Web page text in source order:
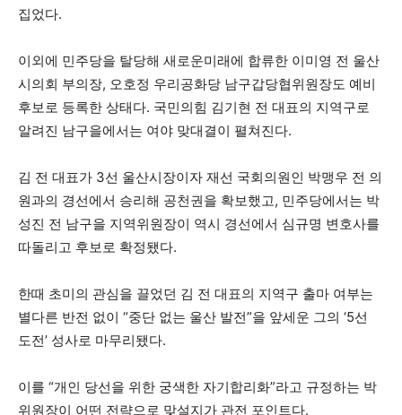
집었다.
이외에 민주당을 탈당해 새로운미래에 합류한 이미영 전 울산
시의회 부의장, 오호정 우리공화당 남구갑당협위원장도 예비
후보로 등록한 상태다. 국민의힘 김기현 전 대표의 지역구로
알려진 남구을에서는 여야 맞대결이 펼쳐진다.
김 전 대표가 3선 울산시장이자 재선 국회의원인 박맹우 전 의
원과의 경선에서 승리해 공천권을 확보했고, 민주당에서는 박
성진 전 남구을 지역위원장이 역시 경선에서 심규명 변호사를
따돌리고 후보로 확정됐다.
한때 초미의 관심을 끌었던 김 전 대표의 지역구 출마 여부는
별다른 반전 없이 “중단 없는 울산 발전”을 앞세운 그의 ‘5선
도전’ 성사로 마무리됐다.
이를 “개인 당선을 위한 궁색한 자기합리화”라고 규정하는 박
위원장이 어떤 전략으로 맞설지가 관전 포인트다.